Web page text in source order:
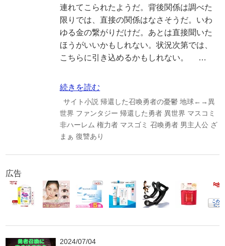
連れてこられたようだ。背後関係は調べた
限りでは、直接の関係はなさそうだ。いわ
ゆる金の繋がりだけだ。あとは直接聞いた
ほうがいいかもしれない。状況次第では、
こちらに引き込めるかもしれない。 …
続きを読む
サイト小説 帰還した召喚勇者の憂鬱 地球←→異
世界 ファンタジー 帰還した勇者 異世界 マスコミ
非ハーレム 権力者 マスゴミ 召喚勇者 男主人公 ざ
まぁ 復讐あり
広告
2024/07/04